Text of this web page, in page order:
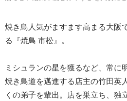
焼き鳥人気がますます高まる大阪
る『焼鳥 市松』。
ミシュランの星を獲るなど、常に
焼き鳥道を邁進する店主の竹田英
くの弟子を輩出。店を巣立ち、独